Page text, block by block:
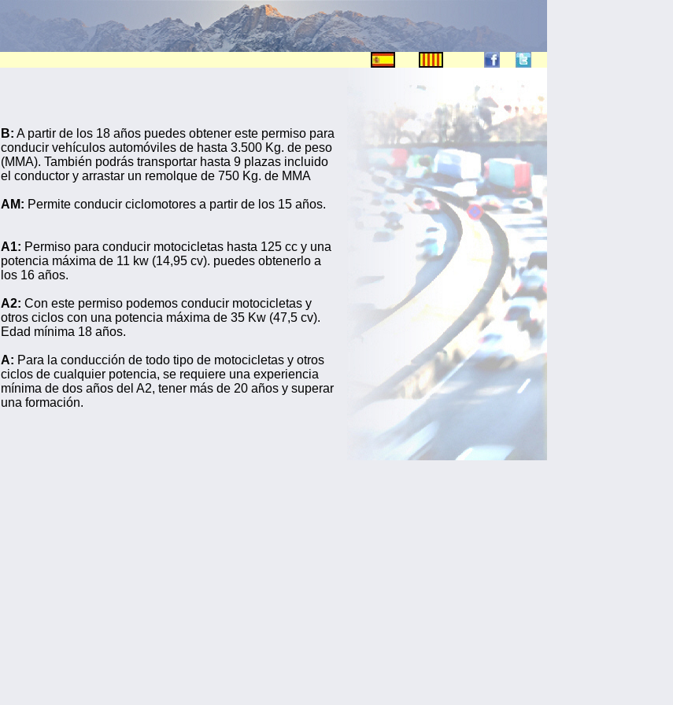
B: A partir de los 18 años puedes obtener este permiso para
conducir vehículos automóviles de hasta 3.500 Kg. de peso
(MMA). También podrás transportar hasta 9 plazas incluido
el conductor y arrastar un remolque de 750 Kg. de MMA
AM: Permite conducir ciclomotores a partir de los 15 años.
A1: Permiso para conducir motocicletas hasta 125 cc y una
potencia máxima de 11 kw (14,95 cv). puedes obtenerlo a
los 16 años.
A2: Con este permiso podemos conducir motocicletas y
otros ciclos con una potencia máxima de 35 Kw (47,5 cv).
Edad mínima 18 años.
A: Para la conducción de todo tipo de motocicletas y otros
ciclos de cualquier potencia, se requiere una experiencia
mínima de dos años del A2, tener más de 20 años y superar
una formación.